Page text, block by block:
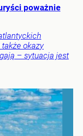
poważnie
okazy
– sytuacja jest